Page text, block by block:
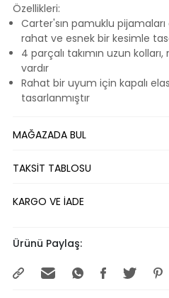
Özellikleri:
Carter'sın pamuklu
rahat ve esnek bir kesimle
4 parçalı takımın uzun
vardır
Rahat bir uyum için kapalı
tasarlanmıştır
MAĞAZADA BUL
TAKSİT TABLOSU
KARGO VE İADE
Ürünü Paylaş: